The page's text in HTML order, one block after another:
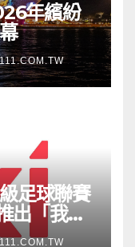
年繽紛
足球聯賽
出「我的